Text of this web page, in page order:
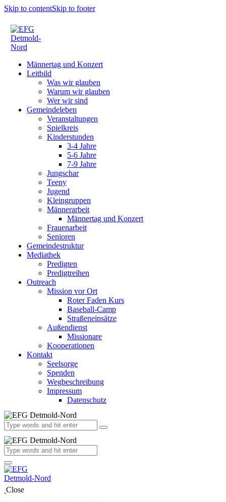
Skip to contentSkip to footer
Männertag und Konzert
Leitbild
Was wir glauben
Warum wir glauben
Wer wir sind
Gemeindeleben
Veranstaltungen
Spielkreis
Kinderstunden
3-4 Jahre
5-6 Jahre
7-9 Jahre
Jungschar
Teeny
Jugend
Kleingruppen
Männerarbeit
Männertag und Konzert
Frauenarbeit
Senioren
Gemeindestruktur
Mediathek
Predigten
Predigtreihen
Outreach
Mission vor Ort
Roter Faden Kurs
Baseball-Camp
Straßeneinsätze
Außendienst
Missionare
Kooperationen
Kontakt
Seelsorge
Spenden
Wegbeschreibung
Impressum
Datenschutz
Close